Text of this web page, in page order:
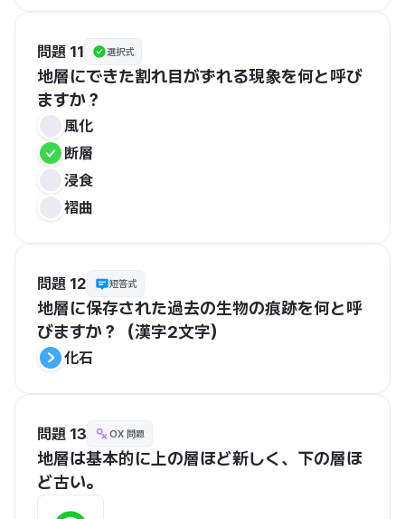
問題 11 選択式
地層にできた割れ目がずれる現象を何と呼び
ますか？
風化
断層
浸食
褶曲
問題 12 短答式
地層に保存された過去の生物の痕跡を何と呼
びますか？（漢字2文字）
化石
問題 13 OX 問題
地層は基本的に上の層ほど新しく、下の層ほ
ど古い。